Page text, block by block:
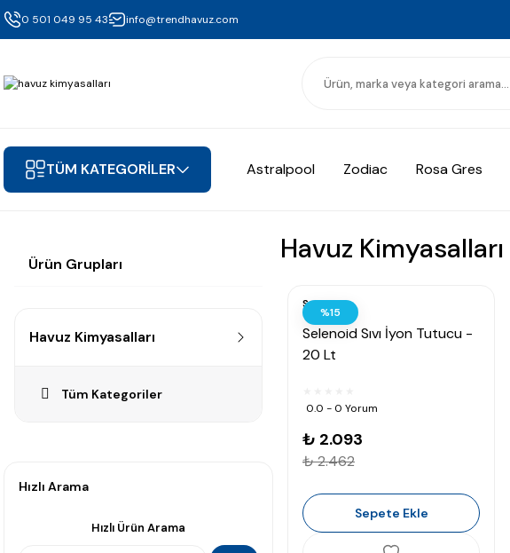
0 501 049 95 43 info@trendhavuz.com
TÜM KATEGORİLER Astralpool Zodiac Rosa Gres
Ürün Grupları
Havuz Kimyasalları
Tüm Kategoriler
Hızlı Arama
Hızlı Ürün Arama
Havuz Kimyasalları
%15
Selenoid
Selenoid Sıvı İyon Tutucu -
20 Lt
0.0 - 0 Yorum
₺ 2.093
₺ 2.462
Sepete Ekle